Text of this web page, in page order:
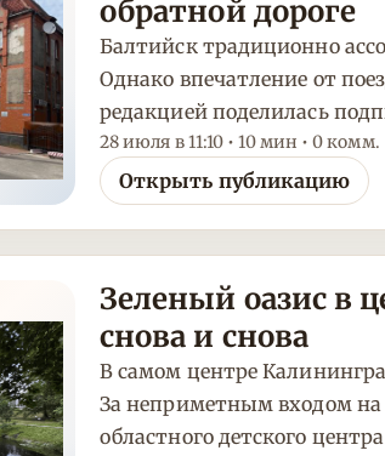
обратной дороге
Балтийск традиционно
Однако впечатление от
редакцией поделилась
28 июля в 11:10 • 10 мин • 0 комм.
Открыть публикацию
Зеленый оазис в
снова и снова
В самом центре
За неприметным входом
областного детского